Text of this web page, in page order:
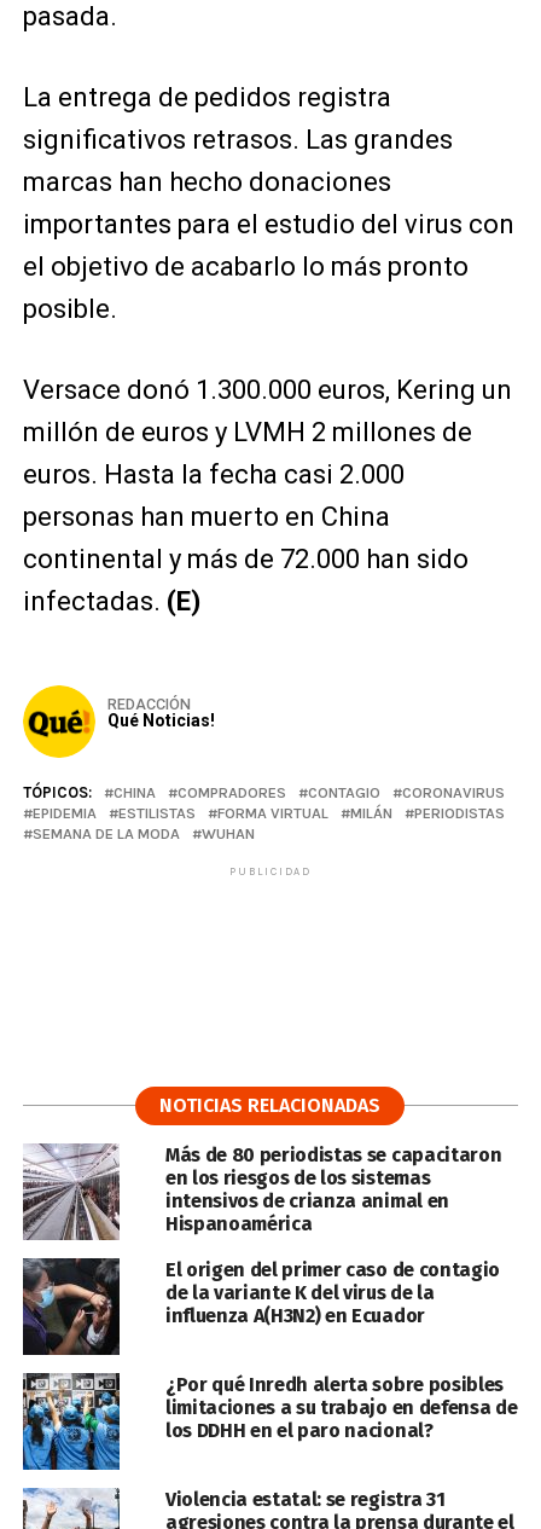
pasada.
La entrega de pedidos registra
significativos retrasos. Las grandes
marcas han hecho donaciones
importantes para el estudio del virus con
el objetivo de acabarlo lo más pronto
posible.
Versace donó 1.300.000 euros, Kering un
millón de euros y LVMH 2 millones de
euros. Hasta la fecha casi 2.000
personas han muerto en China
continental y más de 72.000 han sido
infectadas. (E)
REDACCIÓN
Qué Noticias!
TÓPICOS: CHINA COMPRADORES CONTAGIO
CORONAVIRUS
EPIDEMIA
ESTILISTAS FORMA VIRTUAL MILÁN
PERIODISTAS
SEMANA DE LA MODA
WUHAN
PUBLICIDAD
NOTICIAS RELACIONADAS
Más de 80 periodistas se capacitaron
en los riesgos de los sistemas
intensivos de crianza animal en
Hispanoamérica
El origen del primer caso de contagio
de la variante K del virus de la
influenza A(H3N2) en Ecuador
¿Por qué Inredh alerta sobre posibles
limitaciones a su trabajo en defensa de
los DDHH en el paro nacional?
Violencia estatal: se registra 31
agresiones contra la prensa durante el